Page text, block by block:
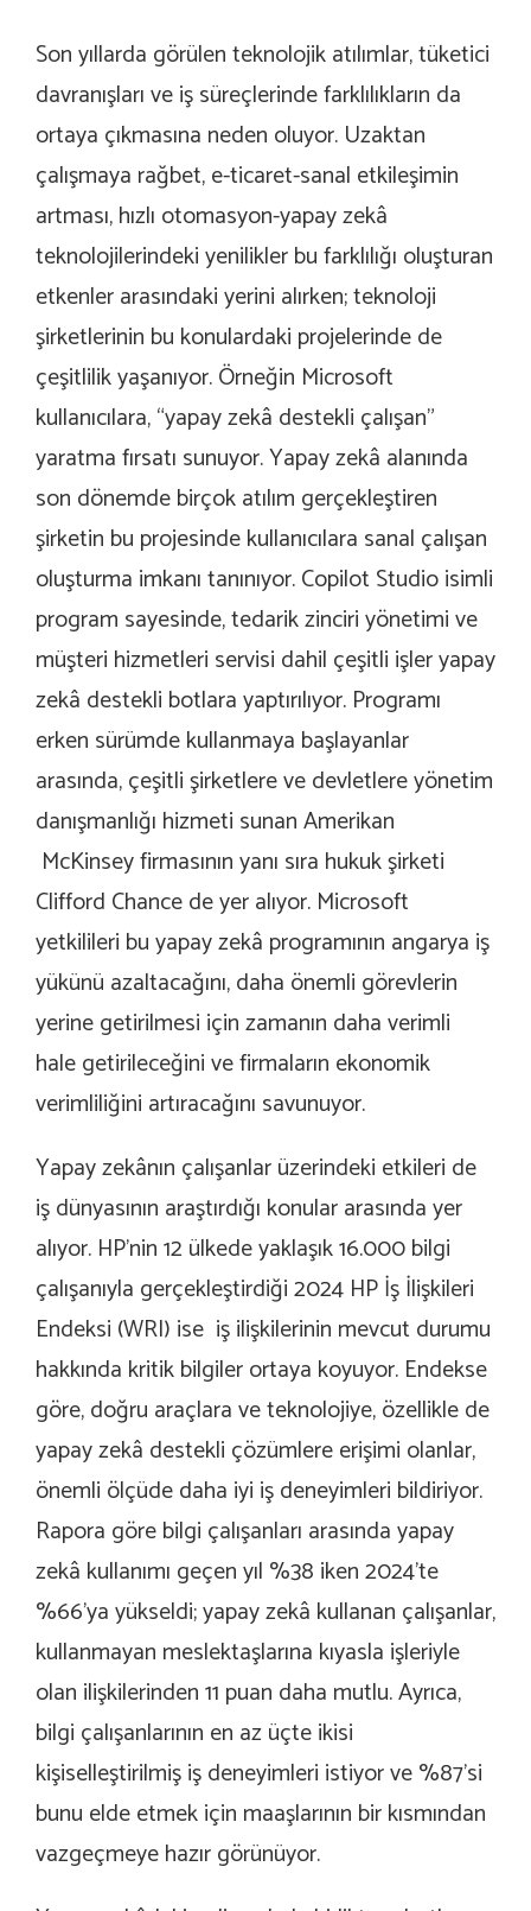
Son yıllarda görülen teknolojik atılımlar, tüketici
davranışları ve iş süreçlerinde farklılıkların da
ortaya çıkmasına neden oluyor. Uzaktan
çalışmaya rağbet, e-ticaret-sanal etkileşimin
artması, hızlı otomasyon-yapay zekâ
teknolojilerindeki yenilikler bu farklılığı oluşturan
etkenler arasındaki yerini alırken; teknoloji
şirketlerinin bu konulardaki projelerinde de
çeşitlilik yaşanıyor. Örneğin Microsoft
kullanıcılara, “yapay zekâ destekli çalışan”
yaratma fırsatı sunuyor. Yapay zekâ alanında
son dönemde birçok atılım gerçekleştiren
şirketin bu projesinde kullanıcılara sanal çalışan
oluşturma imkanı tanınıyor. Copilot Studio isimli
program sayesinde, tedarik zinciri yönetimi ve
müşteri hizmetleri servisi dahil çeşitli işler yapay
zekâ destekli botlara yaptırılıyor. Programı
erken sürümde kullanmaya başlayanlar
arasında, çeşitli şirketlere ve devletlere yönetim
danışmanlığı hizmeti sunan Amerikan
McKinsey firmasının yanı sıra hukuk şirketi
Clifford Chance de yer alıyor. Microsoft
yetkilileri bu yapay zekâ programının angarya iş
yükünü azaltacağını, daha önemli görevlerin
yerine getirilmesi için zamanın daha verimli
hale getirileceğini ve firmaların ekonomik
verimliliğini artıracağını savunuyor.
Yapay zekânın çalışanlar üzerindeki etkileri de
iş dünyasının araştırdığı konular arasında yer
alıyor. HP’nin 12 ülkede yaklaşık 16.000 bilgi
çalışanıyla gerçekleştirdiği 2024 HP İş İlişkileri
Endeksi (WRI) ise iş ilişkilerinin mevcut durumu
hakkında kritik bilgiler ortaya koyuyor. Endekse
göre, doğru araçlara ve teknolojiye, özellikle de
yapay zekâ destekli çözümlere erişimi olanlar,
önemli ölçüde daha iyi iş deneyimleri bildiriyor.
Rapora göre bilgi çalışanları arasında yapay
zekâ kullanımı geçen yıl %38 iken 2024’te
%66’ya yükseldi; yapay zekâ kullanan çalışanlar,
kullanmayan meslektaşlarına kıyasla işleriyle
olan ilişkilerinden 11 puan daha mutlu. Ayrıca,
bilgi çalışanlarının en az üçte ikisi
kişiselleştirilmiş iş deneyimleri istiyor ve %87’si
bunu elde etmek için maaşlarının bir kısmından
vazgeçmeye hazır görünüyor.